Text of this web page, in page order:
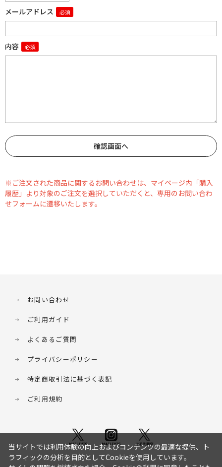
メールアドレス
内容
※ご注文された商品に関するお問い合わせは、マイページ内「購入
履歴」より対象のご注文を選択していただくと、専用のお問い合わ
せフォームに遷移いたします。
お問い合わせ
ご利用ガイド
よくあるご質問
プライバシーポリシー
特定商取引法に基づく表記
ご利用規約
当サイトでは利用体験の向上およびコンテンツの最適な提供、ト
ラフィックの分析を目的としてCookieを使用しています。